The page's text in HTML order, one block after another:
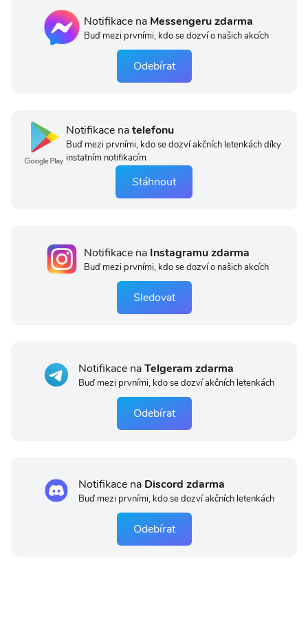
Notifikace na Messengeru zdarma
Buď mezi prvními, kdo se dozví o našich akcích
Odebírat
Notifikace natelefonu
Buď mezi prvními, kdo se dozví akčních letenkách díky
instatním notifikacím
Stáhnout
Notifikace na Instagramu zdarma
Buď mezi prvními, kdo se dozví o našich akcích
Sledovat
Notifikace naTelgeram zdarma
Buď mezi prvními, kdo se dozví akčních letenkách
Odebírat
Notifikace na Discord zdarma
Buď mezi prvními, kdo se dozví akčních letenkách
Odebírat